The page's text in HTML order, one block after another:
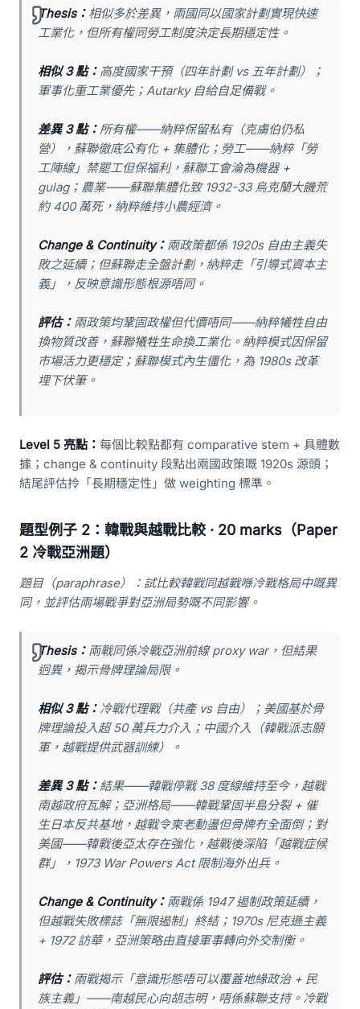
Thesis： 相似多於差異，兩國同以國家計劃實現快速
工業化，但所有權同勞工制度決定長期穩定性。
相似 3 點： 高度國家干預（四年計劃 vs 五年計劃）；
軍事化重工業優先；Autarky 自給自足備戰。
差異 3 點： 所有權——納粹保留私有（克虜伯仍私
營），蘇聯徹底公有化 + 集體化；勞工——納粹「勞
工陣線」禁罷工但保福利，蘇聯工會淪為機器 +
gulag；農業——蘇聯集體化致 1932-33 烏克蘭大饑荒
約 400 萬死，納粹維持小農經濟。
Change & Continuity： 兩政策都係 1920s 自由主義失
敗之延續；但蘇聯走全盤計劃，納粹走「引導式資本主
義」，反映意識形態根源唔同。
評估： 兩政策均鞏固政權但代價唔同——納粹犧牲自由
換物質改善，蘇聯犧牲生命換工業化。納粹模式因保留
市場活力更穩定；蘇聯模式內生僵化，為 1980s 改革
埋下伏筆。
Level 5 亮點： 每個比較點都有 comparative stem + 具體數
據；change & continuity 段點出兩國政策嘅 1920s 源頭；
結尾評估拎「長期穩定性」做 weighting 標準。
題型例子 2：韓戰與越戰比較 · 20 marks（Paper
2 冷戰亞洲題）
題目（paraphrase）：試比較韓戰同越戰喺冷戰格局中嘅異
同，並評估兩場戰爭對亞洲局勢嘅不同影響。
Thesis： 兩戰同係冷戰亞洲前線 proxy war，但結果
迥異，揭示骨牌理論局限。
相似 3 點： 冷戰代理戰（共產 vs 自由）；美國基於骨
牌理論投入超 50 萬兵力介入；中國介入（韓戰派志願
軍，越戰提供武器訓練）。
差異 3 點： 結果——韓戰停戰 38 度線維持至今，越戰
南越政府瓦解；亞洲格局——韓戰鞏固半島分裂 + 催
生日本反共基地，越戰令柬老動盪但骨牌冇全面倒；對
美國——韓戰後亞太存在強化，越戰後深陷「越戰症候
群」，1973 War Powers Act 限制海外出兵。
Change & Continuity： 兩戰係 1947 遏制政策延續，
但越戰失敗標誌「無限遏制」終結；1970s 尼克遜主義
+ 1972 訪華，亞洲策略由直接軍事轉向外交制衡。
評估： 兩戰揭示「意識形態唔可以覆蓋地緣政治 + 民
族主義」——南越民心向胡志明，唔係蘇聯支持。冷戰